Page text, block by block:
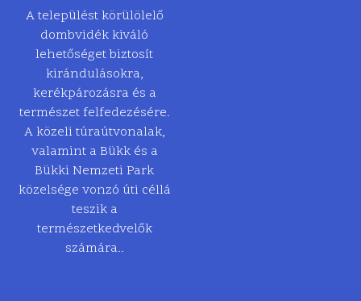
A települést körülölelő
dombvidék kiváló
lehetőséget biztosít
kirándulásokra,
kerékpározásra és a
természet felfedezésére.
A közeli túraútvonalak,
valamint a Bükk és a
Bükki Nemzeti Park
közelsége vonzó úti céllá
teszik a
természetkedvelők
számára..